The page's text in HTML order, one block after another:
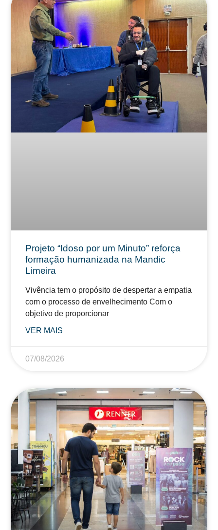
Posts Relacionados
Projeto “Idoso por um Minuto” reforça
formação humanizada na Mandic
Limeira
Vivência tem o propósito de despertar a empatia
com o processo de envelhecimento Com o
objetivo de proporcionar
VER MAIS
07/08/2026